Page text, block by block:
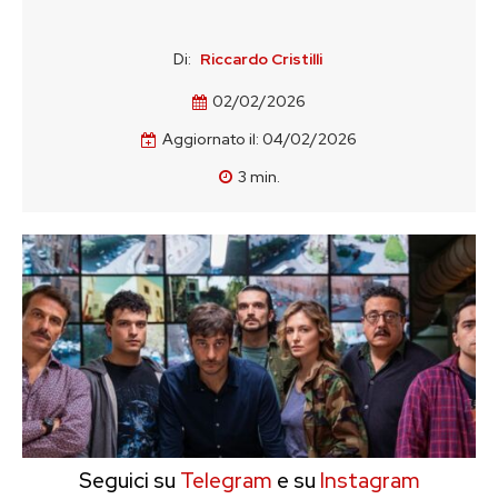
Di: Riccardo Cristilli
02/02/2026
Aggiornato il: 04/02/2026
3 min.
Seguici su Telegram e su Instagram